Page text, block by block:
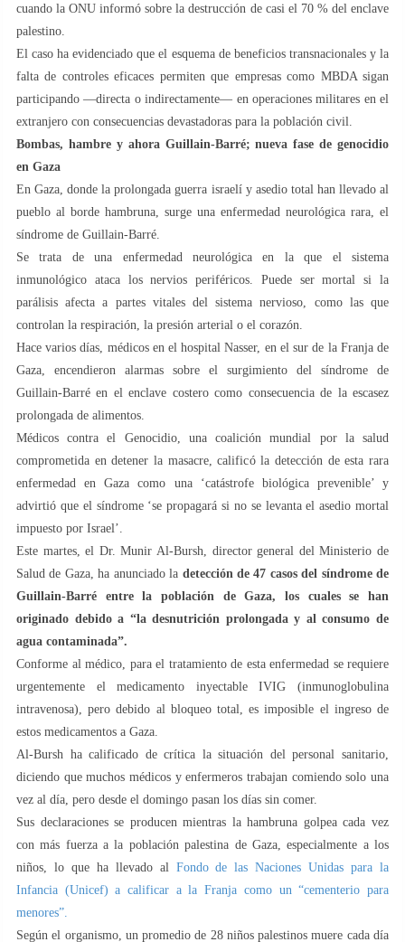
cuando la ONU informó sobre la destrucción de casi el 70 % del enclave
palestino.
El caso ha evidenciado que el esquema de beneficios transnacionales y la
falta de controles eficaces permiten que empresas como MBDA sigan
participando —directa o indirectamente— en operaciones militares en el
extranjero con consecuencias devastadoras para la población civil.
Bombas, hambre y ahora Guillain-Barré; nueva fase de genocidio
en Gaza
En Gaza, donde la prolongada guerra israelí y asedio total han llevado al
pueblo al borde hambruna, surge una enfermedad neurológica rara, el
síndrome de Guillain-Barré.
Se trata de una enfermedad neurológica en la que el sistema
inmunológico ataca los nervios periféricos. Puede ser mortal si la
parálisis afecta a partes vitales del sistema nervioso, como las que
controlan la respiración, la presión arterial o el corazón.
Hace varios días, médicos en el hospital Nasser, en el sur de la Franja de
Gaza, encendieron alarmas sobre el surgimiento del síndrome de
Guillain-Barré en el enclave costero como consecuencia de la escasez
prolongada de alimentos.
Médicos contra el Genocidio, una coalición mundial por la salud
comprometida en detener la masacre, calificó la detección de esta rara
enfermedad en Gaza como una ‘catástrofe biológica prevenible’ y
advirtió que el síndrome ‘se propagará si no se levanta el asedio mortal
impuesto por Israel’.
Este martes, el Dr. Munir Al-Bursh, director general del Ministerio de
Salud de Gaza, ha anunciado la detección de 47 casos del síndrome de
Guillain-Barré entre la población de Gaza, los cuales se han
originado debido a “la desnutrición prolongada y al consumo de
agua contaminada”.
Conforme al médico, para el tratamiento de esta enfermedad se requiere
urgentemente el medicamento inyectable IVIG (inmunoglobulina
intravenosa), pero debido al bloqueo total, es imposible el ingreso de
estos medicamentos a Gaza.
Al-Bursh ha calificado de crítica la situación del personal sanitario,
diciendo que muchos médicos y enfermeros trabajan comiendo solo una
vez al día, pero desde el domingo pasan los días sin comer.
Sus declaraciones se producen mientras la hambruna golpea cada vez
con más fuerza a la población palestina de Gaza, especialmente a los
niños, lo que ha llevado al Fondo de las Naciones Unidas para la
Infancia (Unicef) a calificar a la Franja como un “cementerio para
menores”.
Según el organismo, un promedio de 28 niños palestinos muere cada día